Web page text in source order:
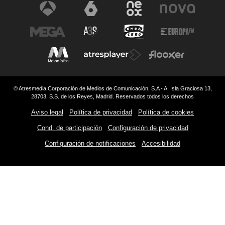
© Atresmedia Corporación de Medios de Comunicación, S.A - A. Isla Graciosa 13,
28703, S.S. de los Reyes, Madrid. Reservados todos los derechos
Aviso legal Política de privacidad Política de cookies
Cond. de participación Configuración de privacidad
Configuración de notificaciones Accesibilidad